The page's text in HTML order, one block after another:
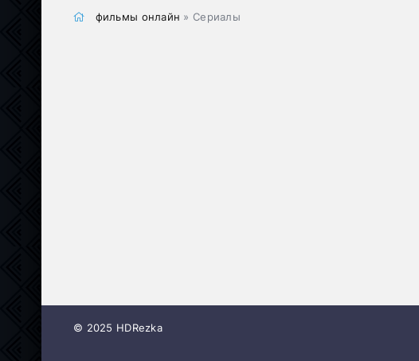
фильмы онлайн » Сериалы
© 2025 HDRezka